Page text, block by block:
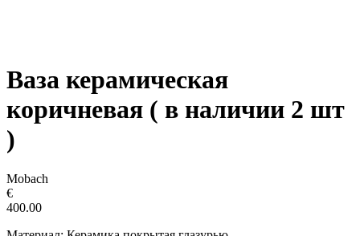
Ваза керамическая
коричневая ( в наличии 2 шт
)
Mobach
€
400.00